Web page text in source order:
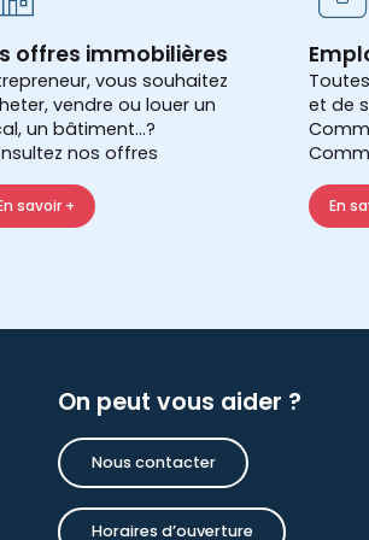
offres immobilières
vous souhaitez
vendre ou louer un
un bâtiment...?
nos offres
savoir +
et de
En
On peut vous aider ?
Nous contacter
Horaires d’ouverture